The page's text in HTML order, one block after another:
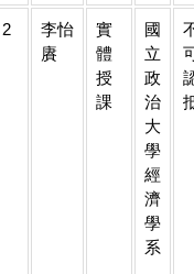
2
李怡
賡
實
體
授
課
國
立
政
治
大
學
經
濟
學
系